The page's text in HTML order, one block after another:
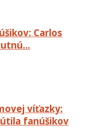
Carlos
víťazky:
fanúšikov